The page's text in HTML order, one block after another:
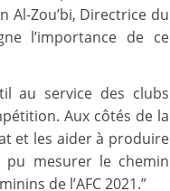
Al-Zou’bi, Directrice du
l’importance de ce
au service des clubs
Aux côtés de la
et les aider à produire
pu mesurer le chemin
de l’AFC 2021.”